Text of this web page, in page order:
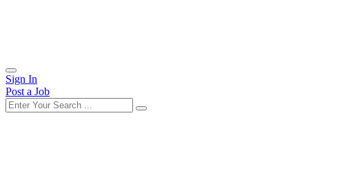
Sign In
Post a Job